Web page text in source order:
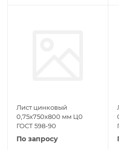
Лист цинковый
0,75х750х800 мм Ц0
ГОСТ 598-90
По запросу